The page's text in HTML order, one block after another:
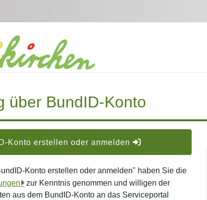
über BundID-Konto
Konto erstellen oder anmelden
Konto erstellen oder anmelden" haben Sie die
zur Kenntnis genommen und willigen der
aus dem BundID-Konto an das Serviceportal